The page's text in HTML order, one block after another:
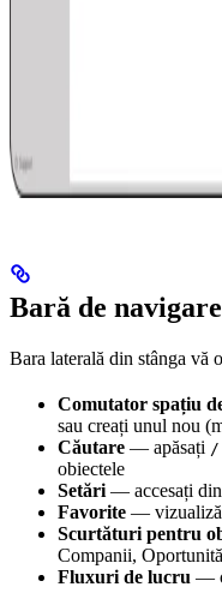
Bară de navigare
Bara laterală din stânga vă
Comutator spațiu
sau creați unul nou
Căutare — apăsați /
obiectele
Setări — accesați din
Favorite —
Scurtături pentru
Companii,
Fluxuri de lucru —